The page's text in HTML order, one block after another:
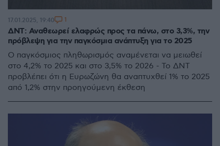
ΔΝΤ: Αναθεωρεί ελαφρώς προς τα πάνω, στο 3,3%, την
πρόβλεψη για την παγκόσμια ανάπτυξη για το 2025
Ο παγκόσμιος πληθωρισμός αναμένεται να μειωθεί
στο 4,2% το 2025 και στο 3,5% το 2026 - Το ΔΝΤ
προβλέπει ότι η Ευρωζώνη θα αναπτυχθεί 1% το 2025
από 1,2% στην προηγούμενη έκθεση
17.01.2025, 19:40 1